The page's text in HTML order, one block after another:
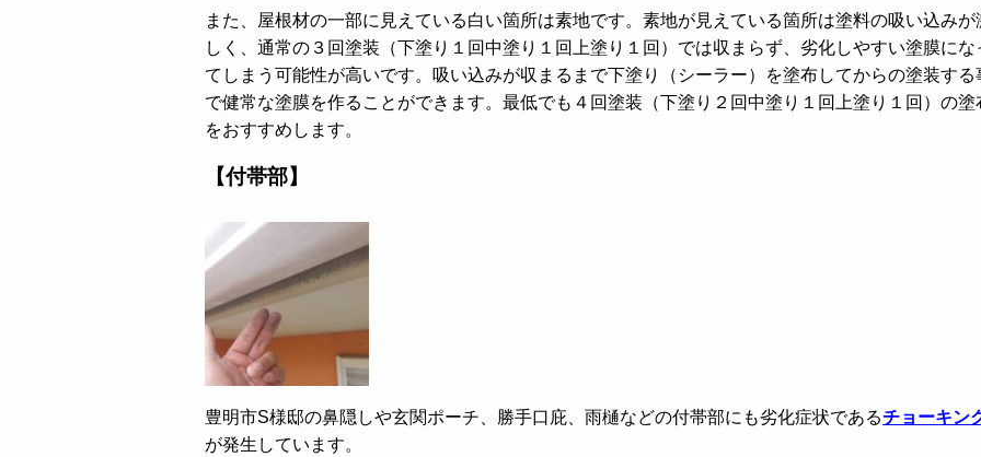
また、屋根材の一部に見えている白い箇所は素地です。素地が見えている箇所は塗料の吸い込みが
しく、通常の３回塗装（下塗り１回中塗り１回上塗り１回）では収まらず、劣化しやすい塗膜にな
てしまう可能性が高いです。吸い込みが収まるまで下塗り（シーラー）を塗布してからの塗装する
で健常な塗膜を作ることができます。最低でも４回塗装（下塗り２回中塗り１回上塗り１回）の塗
をおすすめします。
【付帯部】
豊明市S様邸の鼻隠しや玄関ポーチ、勝手口庇、雨樋などの付帯部にも劣化症状であるチョーキン
が発生しています。